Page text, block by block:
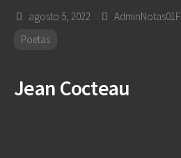
agosto 5, 2022 AdminNotas01F
Poetas
Jean Cocteau